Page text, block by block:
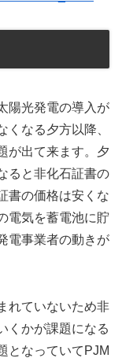
陽光発電の導入が
なる夕方以降、
が出て来ます。夕
ると非化石証書の
書の価格は安くな
電気を蓄電池に貯
電事業者の動きが
れていないため非
くかが課題になる
となっていてPJM